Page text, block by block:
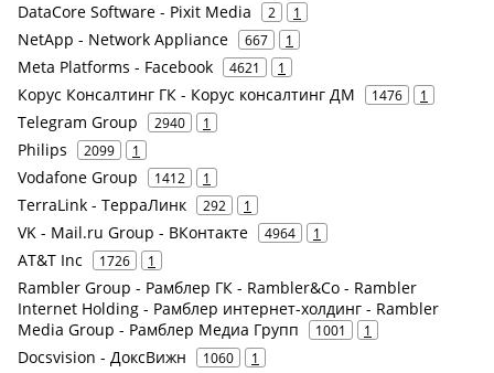
DataCore Software - Pixit Media 2 1
NetApp - Network Appliance 667 1
Meta Platforms - Facebook 4621 1
Корус Консалтинг ГК - Корус консалтинг ДМ 1476 1
Telegram Group 2940 1
Philips 2099 1
Vodafone Group 1412 1
TerraLink - ТерраЛинк 292 1
VK - Mail.ru Group - ВКонтакте 4964 1
AT&T Inc 1726 1
Rambler Group - Рамблер ГК - Rambler&Co - Rambler
Internet Holding - Рамблер интернет-холдинг - Rambler
Media Group - Рамблер Медиа Групп
1001 1
Docsvision - ДоксВижн 1060 1